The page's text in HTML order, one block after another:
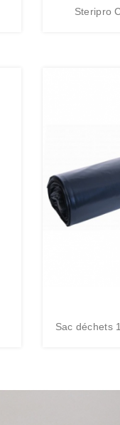
Steripro
Sac déchets